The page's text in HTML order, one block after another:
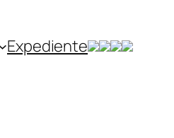
Expediente